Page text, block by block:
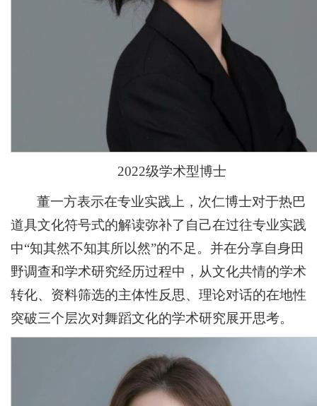
2022级学术型博士
董一方表示在专业实践上，次仁博士对于热巴
道具文化符号式的解读弥补了自己在过往专业实践
中“知其然不知其所以然”的不足。并在分享自身田
野调查和学术研究经历过程中，从文化共情的学术
转化、资料筛选的主体性反思、理论对话的在地性
突破三个层次对舞蹈文化的学术研究展开思考。